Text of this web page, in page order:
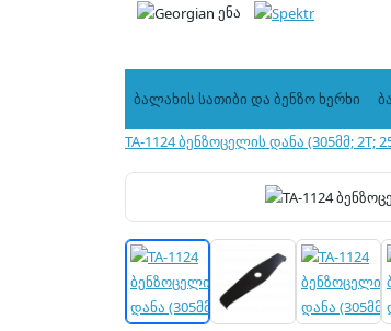
ენა
ბალახის სათიბი და ბენზო ხერხი
TA-1124 ბენზოცელის დანა (305მმ; 2T;